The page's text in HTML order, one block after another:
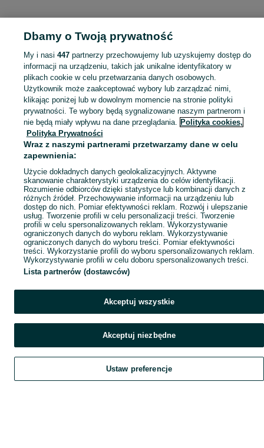
Strona główna Świętokrzyskie Chałupki
KATEGORIA
Skorzystaj z największego serwisu ogłoszeniowego - Chałupki i okolice! Kupuj to, czego pragniesz i sprzedawaj to, czego już nie potrzebujesz! Zobacz
Mapa kategorii
Mapa miejscowości
Mapa ministron
Popularne wyszukiwania
Szukaj Obserwujesz Dodaj Czat Konto
Dbamy o Twoją prywatność
My i nasi 447partnerzy przechowujemy lub uzyskujemy dostęp do
informacji na urządzeniu, takich jak unikalne identyfikatory w
plikach cookie w celu przetwarzania danych osobowych.
Użytkownik może zaakceptować wybory lub zarządzać nimi,
klikając poniżej lub w dowolnym momencie na stronie polityki
prywatności. Te wybory będą sygnalizowane naszym partnerom i
nie będą miały wpływu na dane przeglądania. Polityka cookies,
Polityka Prywatności
Wraz z naszymi partnerami przetwarzamy dane w celu
zapewnienia:
Użycie dokładnych danych geolokalizacyjnych. Aktywne
skanowanie charakterystyki urządzenia do celów identyfikacji.
Rozumienie odbiorców dzięki statystyce lub kombinacji danych z
różnych źródeł. Przechowywanie informacji na urządzeniu lub
dostęp do nich. Pomiar efektywności reklam. Rozwój i ulepszanie
usług. Tworzenie profili w celu personalizacji treści. Tworzenie
profili w celu spersonalizowanych reklam. Wykorzystywanie
ograniczonych danych do wyboru reklam. Wykorzystywanie
ograniczonych danych do wyboru treści. Pomiar efektywności
treści. Wykorzystanie profili do wyboru spersonalizowanych reklam.
Wykorzystywanie profili w celu doboru spersonalizowanych treści.
Lista partnerów (dostawców)
Akceptuj wszystkie
Akceptuj niezbędne
Ustaw preferencje